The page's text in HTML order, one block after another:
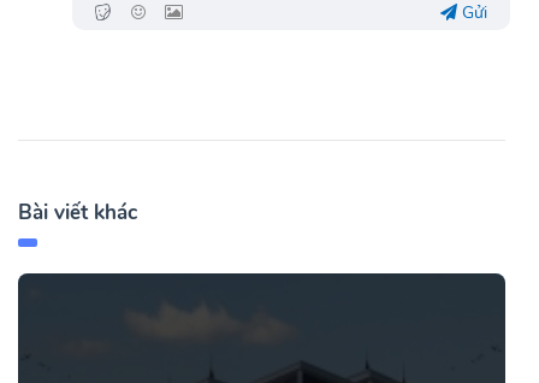
Gửi
Bài viết khác